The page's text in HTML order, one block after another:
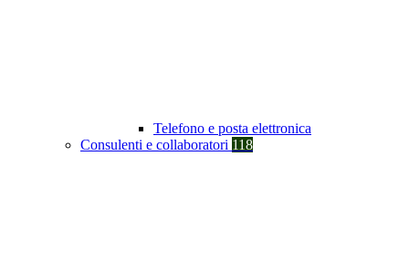
Telefono e posta elettronica
Consulenti e collaboratori 118